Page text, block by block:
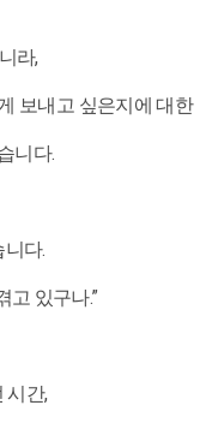
라,
보내고 싶은지에 대한
니다.
다.
고 있구나.”
시간,